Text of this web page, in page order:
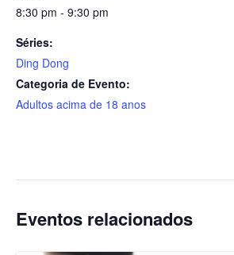
8:30 pm - 9:30 pm
Séries:
Ding Dong
Categoria de Evento:
Adultos acima de 18 anos
Eventos relacionados